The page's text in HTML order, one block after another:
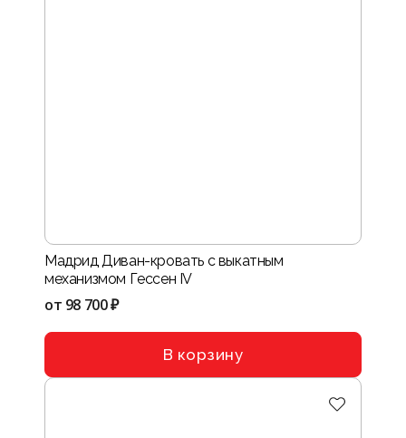
Мадрид Диван-кровать с выкатным
механизмом Гессен IV
от 98 700 ₽
В корзину